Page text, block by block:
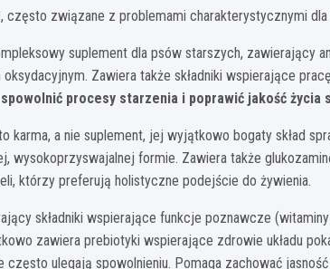
związane z problemami charakterystycznymi dla
suplement dla psów starszych, zawierający
Zawiera także składniki wspierające
procesy starzenia i poprawić jakość życia
karma, a nie suplement, jej wyjątkowo bogaty skład
wysokoprzyswajalnej formie. Zawiera także
którzy preferują holistyczne podejście do żywienia.
składniki wspierające funkcje poznawcze
zawiera prebiotyki wspierające zdrowie układu
ulegają spowolnieniu. Pomaga zachować